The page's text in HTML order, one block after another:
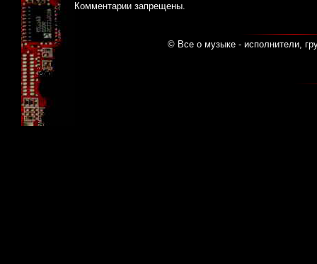
Комментарии запрещены.
© Все о музыке - исполнители,